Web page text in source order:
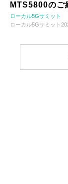
MTS5800のご
ローカル5Gサミット
ローカル5Gサミット